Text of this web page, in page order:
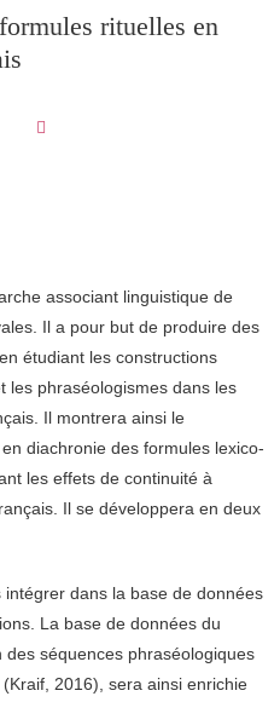
rituelles en
sur Facebook
sur LinkedIn
associant linguistique de
Il a pour but de produire des
étudiant les constructions
les phraséologismes dans les
Il montrera ainsi le
diachronie des formules lexico-
les effets de continuité à
Il se développera en deux
dans la base de données
La base de données du
des séquences phraséologiques
2016), sera ainsi enrichie